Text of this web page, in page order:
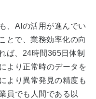
、AIの活用が進んでい
とで、業務効率化の向
ば、24時間365日体制
より正常時のデータを
より異常発見の精度も
員でも人間である以